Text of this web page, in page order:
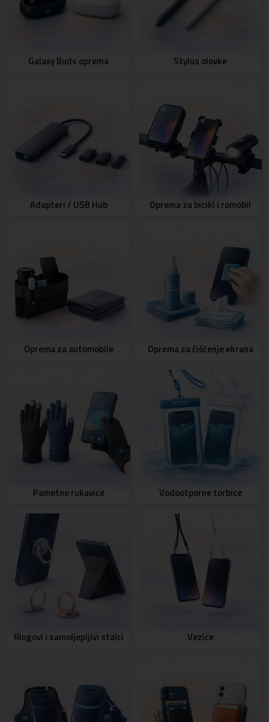
Galaxy Buds oprema Stylus olovke
Adapteri / USB Hub Oprema za bicikl i romobil
Oprema za automobile Oprema za čišćenje ekrana
Pametne rukavice Vodootporne torbice
Ringovi i samoljepljivi stalci Vezice